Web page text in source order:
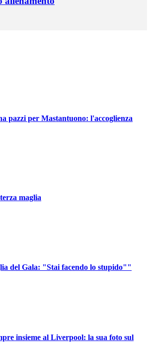
pazzi per Mastantuono: l'accoglienza
maglia
del Gala: "Stai facendo lo stupido""
insieme al Liverpool: la sua foto sul